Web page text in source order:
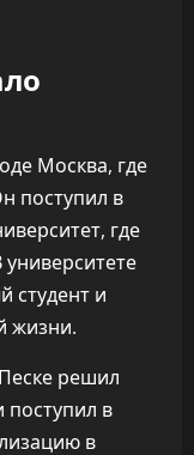
Москва, где
поступил в
где
студент и
жизни.
решил
в
в